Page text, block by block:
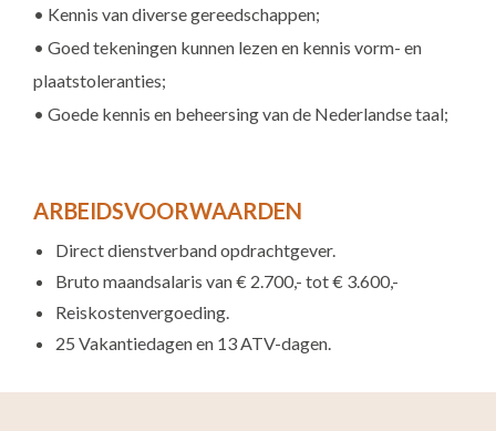
• Kennis van diverse gereedschappen;
• Goed tekeningen kunnen lezen en kennis vorm- en
plaatstoleranties;
• Goede kennis en beheersing van de Nederlandse taal;
ARBEIDSVOORWAARDEN
Direct dienstverband opdrachtgever.
Bruto maandsalaris van € 2.700,- tot € 3.600,-
Reiskostenvergoeding.
25 Vakantiedagen en 13 ATV-dagen.